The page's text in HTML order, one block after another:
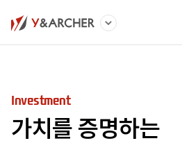
Ecosystem
미래를 연결하는
Accelerating
가능성을 실현하는
Investment
가치를 증명하는
Ecosystem
미래를 연결하는
Accelerating
가능성을 실현하는